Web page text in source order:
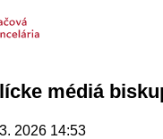
médiá
2026 14:53